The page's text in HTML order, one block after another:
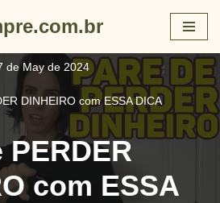
de May de 2024
DINHEIRO com ESSA DICA
PERDER
com ESSA